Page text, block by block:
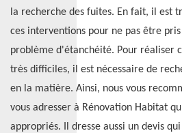
la recherche des fuites. En fait, il est
ces interventions pour ne pas être
problème d'étanchéité. Pour réaliser
très difficiles, il est nécessaire de
en la matière. Ainsi, nous vous
vous adresser à Rénovation Habitat
appropriés. Il dresse aussi un devis